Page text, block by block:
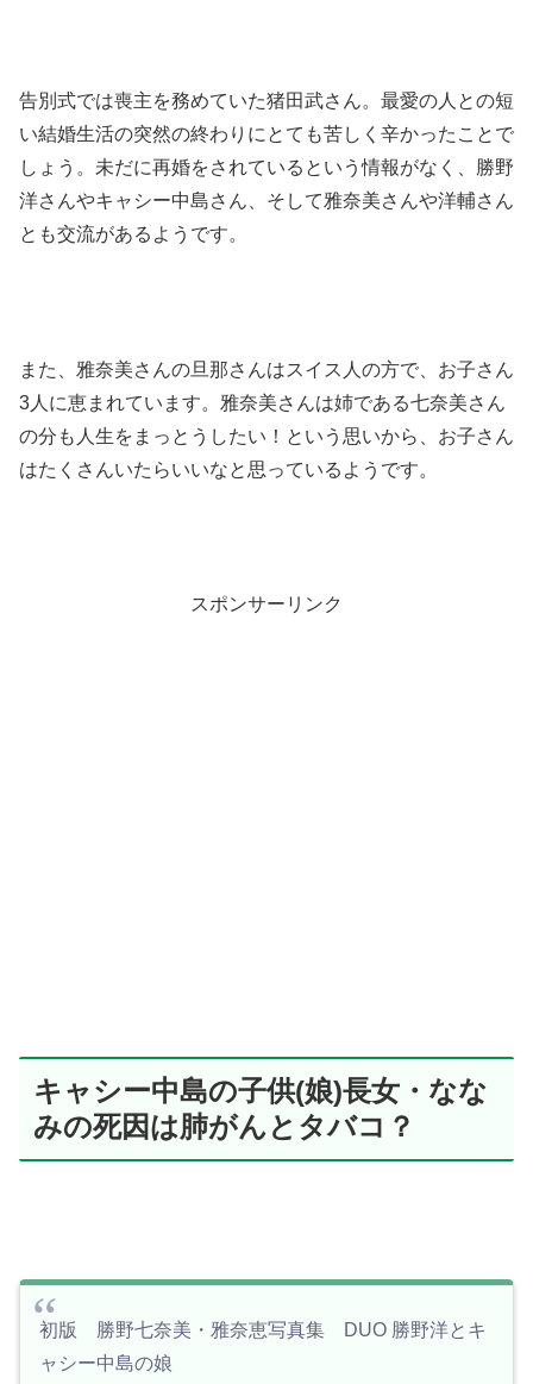
告別式では喪主を務めていた猪田武さん。最愛の人との短
い結婚生活の突然の終わりにとても苦しく辛かったことで
しょう。未だに再婚をされているという情報がなく、勝野
洋さんやキャシー中島さん、そして雅奈美さんや洋輔さん
とも交流があるようです。
また、雅奈美さんの旦那さんはスイス人の方で、お子さん
3人に恵まれています。雅奈美さんは姉である七奈美さん
の分も人生をまっとうしたい！という思いから、お子さん
はたくさんいたらいいなと思っているようです。
スポンサーリンク
キャシー中島の子供(娘)長女・なな
みの死因は肺がんとタバコ？
初版 勝野七奈美・雅奈恵写真集 DUO 勝野洋とキ
ャシー中島の娘